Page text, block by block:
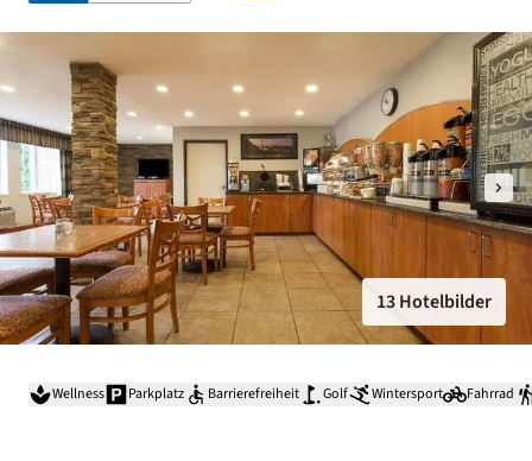
13 Hotelbilder
Wellness Parkplatz Barrierefreiheit Golf Wintersport Fahrrad